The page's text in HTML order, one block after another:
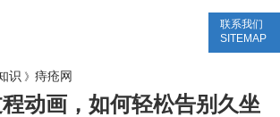
联系我们
SITEMAP
识 》 痔疮网
动画，如何轻松告别久坐